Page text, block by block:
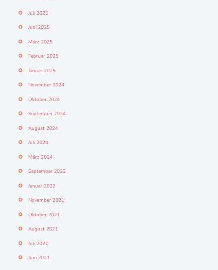
Juli 2025
Juni 2025
März 2025
Februar 2025
Januar 2025
November 2024
Oktober 2024
September 2024
August 2024
Juli 2024
März 2024
September 2022
Januar 2022
November 2021
Oktober 2021
August 2021
Juli 2021
Juni 2021